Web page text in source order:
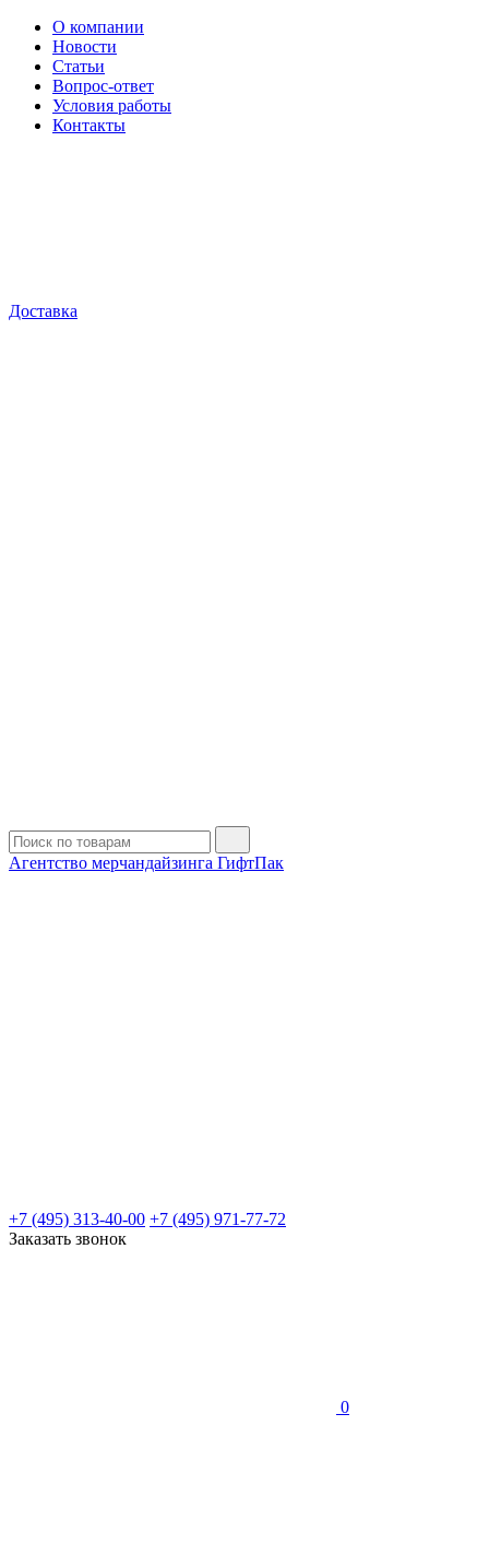
О компании
Новости
Статьи
Вопрос-ответ
Условия работы
Контакты
Доставка
Агентство мерчандайзинга ГифтПак
+7 (495) 313-40-00 +7 (495) 971-77-72
Заказать звонок
0